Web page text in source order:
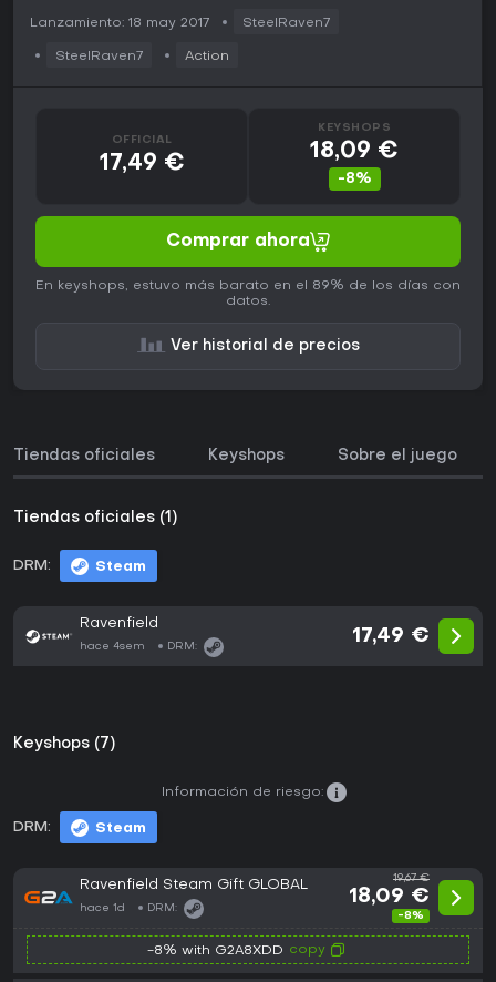
Lanzamiento: 18 may 2017 SteelRaven7
SteelRaven7 Action
OFFICIAL
17,49 €
KEYSHOPS
18,09 €
-8%
Comprar ahora
En keyshops, estuvo más barato en el 89% de los días con
datos.
Ver historial de precios
Tiendas oficiales Keyshops Sobre el juego
Tiendas oficiales (1)
DRM: Steam
Ravenfield
hace 4sem DRM:
17,49 €
Keyshops (7)
DRM: Steam
Información de riesgo:
Ravenfield Steam Gift GLOBAL
hace 1d DRM:
19,67 €
18,09 €
-8%
-8% with G2A8XDD copy